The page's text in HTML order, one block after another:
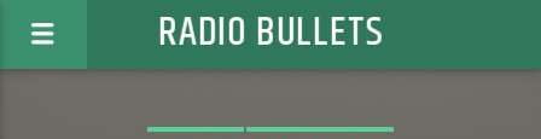
RADIO BULLETS